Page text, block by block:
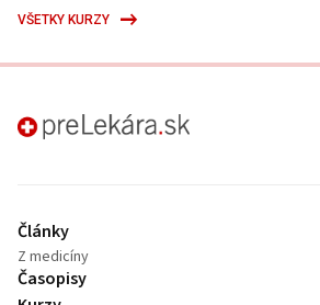
VŠETKY KURZY
preLekára.sk
Články
Z medicíny
Časopisy